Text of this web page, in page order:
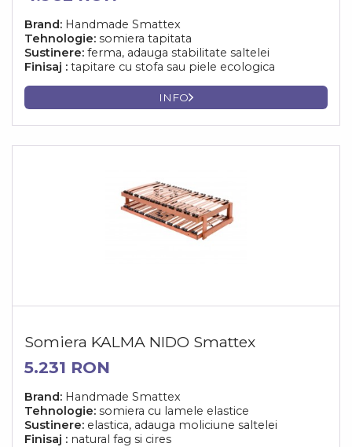
Brand: Handmade Smattex
Tehnologie: somiera tapitata
Sustinere: ferma, adauga stabilitate saltelei
Finisaj : tapitare cu stofa sau piele ecologica
INFO
Somiera KALMA NIDO Smattex
5.231 RON
Brand: Handmade Smattex
Tehnologie: somiera cu lamele elastice
Sustinere: elastica, adauga moliciune saltelei
Finisaj : natural fag si cires